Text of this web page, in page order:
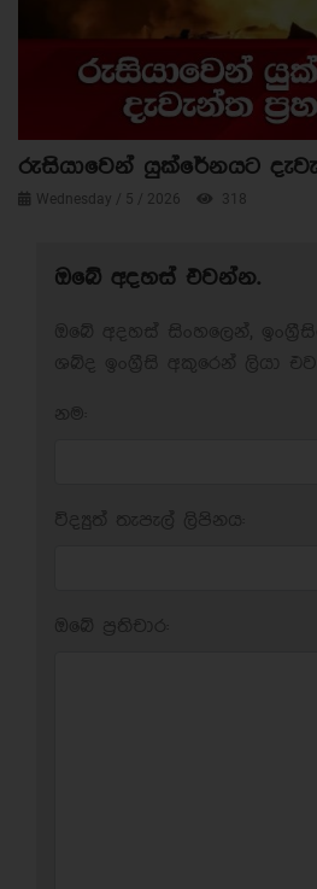
රුසියාවෙන් යුක්රේනයට
Wednesday / 5 / 2026 318
ඔබේ අදහස් එවන්න.